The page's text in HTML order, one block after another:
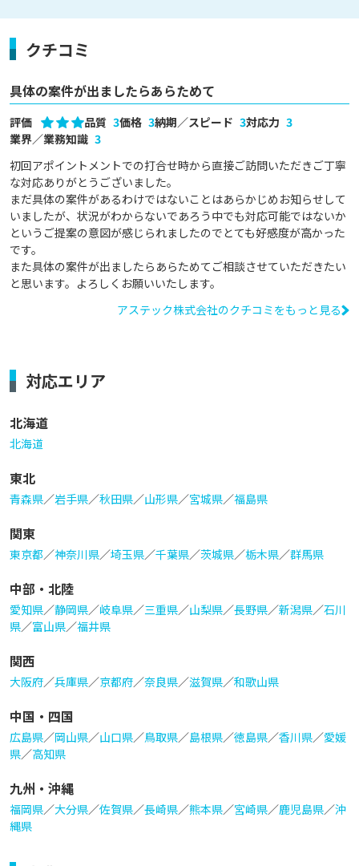
クチコミ
具体の案件が出ましたらあらためて
評価 品質 3価格 3納期／スピード 3対応力 3
業界／業務知識 3
初回アポイントメントでの打合せ時から直接ご訪問いただきご丁寧
な対応ありがとうございました。
まだ具体の案件があるわけではないことはあらかじめお知らせして
いましたが、状況がわからないであろう中でも対応可能ではないか
というご提案の意図が感じられましたのでとても好感度が高かった
です。
また具体の案件が出ましたらあらためてご相談させていただきたい
と思います。よろしくお願いいたします。
アステック株式会社のクチコミをもっと見る
対応エリア
北海道
北海道
東北
青森県／岩手県／秋田県／山形県／宮城県／福島県
関東
東京都／神奈川県／埼玉県／千葉県／茨城県／栃木県／群馬県
中部・北陸
愛知県／静岡県／岐阜県／三重県／山梨県／長野県／新潟県／石川
県／富山県／福井県
関西
大阪府／兵庫県／京都府／奈良県／滋賀県／和歌山県
中国・四国
広島県／岡山県／山口県／鳥取県／島根県／徳島県／香川県／愛媛
県／高知県
九州・沖縄
福岡県／大分県／佐賀県／長崎県／熊本県／宮崎県／鹿児島県／沖
縄県